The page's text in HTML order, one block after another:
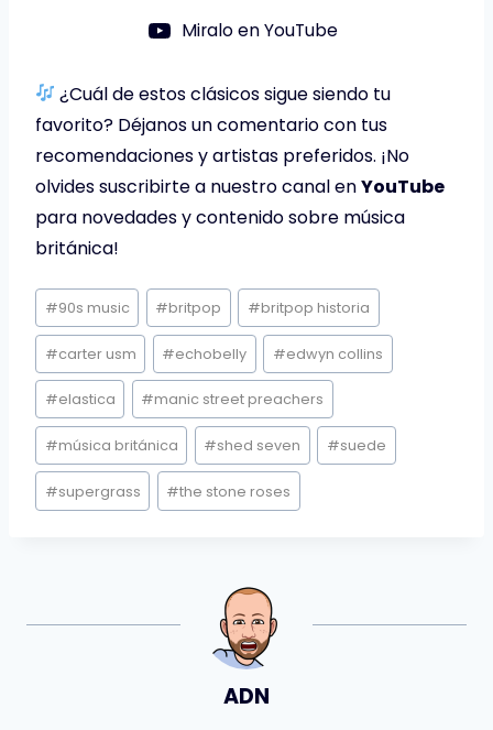
Miralo en YouTube
¿Cuál de estos clásicos sigue siendo tu
favorito? Déjanos un comentario con tus
recomendaciones y artistas preferidos. ¡No
olvides suscribirte a nuestro canal enYouTube
para novedades y contenido sobre música
británica!
Etiquetas
de
la
entrada:
#90s music #britpop #britpop historia
#carter usm #echobelly #edwyn collins
#elastica #manic street preachers
#música británica #shed seven #suede
#supergrass #the stone roses
ADN